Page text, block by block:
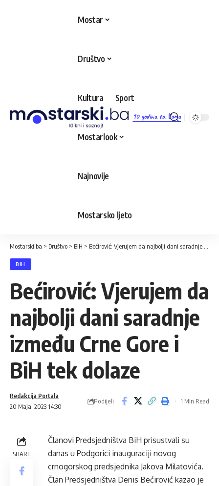
10 godina sa Vama
Mostar
Društvo
Kultura Sport
Mostarlook
Najnovije
Mostarsko ljeto
Mostarski.ba > Društvo > BiH > Bećirović: Vjerujem da najbolji dani saradnje između Crne Gore i BiH tek dolaze
BIH
Bećirović: Vjerujem da
najbolji dani saradnje
između Crne Gore i
BiH tek dolaze
20 Maja, 2023 14:30
Redakcija Portala
Podijeli 1 Min Read
SHARE
Članovi Predsjedništva BiH prisustvali su
danas u Podgorici inauguraciji novog
crnogorskog predsjednika Jakova Milatovića.
Član Predsjedništva Denis Bećirović kazao je